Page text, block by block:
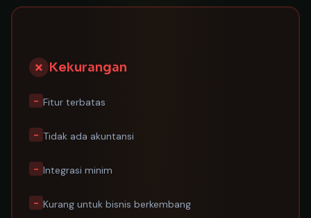
✗ Kekurangan
− Fitur terbatas
− Tidak ada akuntansi
− Integrasi minim
− Kurang untuk bisnis berkembang